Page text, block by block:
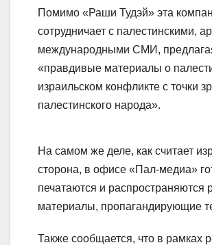
Помимо «Раши Тудэй» эта
сотрудничает с палестинскими,
международными СМИ,
«правдивые материалы о
израильском конфликте с точки
палестинского народа».
На самом же деле, как считает
сторона, в офисе «Пал-медиа»
печатаются и распространяются
материалы, пропагандирующие
Также сообщается, что в рамках